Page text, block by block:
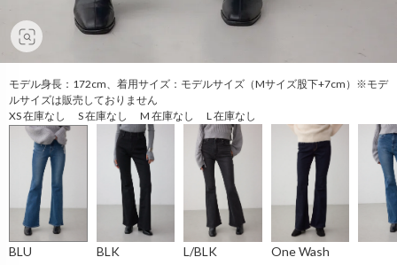
モデル身長：172cm、着用サイズ：モデルサイズ（Mサイズ股下+7cm）※モデ
ルサイズは販売しておりません
XS 在庫なし S 在庫なし M 在庫なし L 在庫なし
BLU BLK L/BLK One Wash